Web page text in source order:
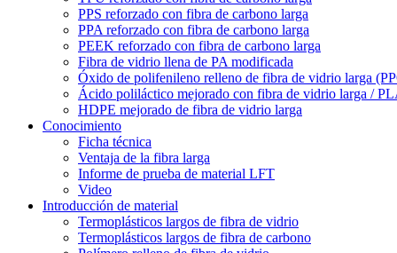
PPS reforzado con fibra de carbono larga
PPA reforzado con fibra de carbono larga
PEEK reforzado con fibra de carbono larga
Fibra de vidrio llena de PA modificada
Óxido de polifenileno relleno de fibra de vidrio larga
Ácido poliláctico mejorado con fibra de vidrio larga /
HDPE mejorado de fibra de vidrio larga
Conocimiento
Ficha técnica
Ventaja de la fibra larga
Informe de prueba de material LFT
Video
Introducción de material
Termoplásticos largos de fibra de vidrio
Termoplásticos largos de fibra de carbono